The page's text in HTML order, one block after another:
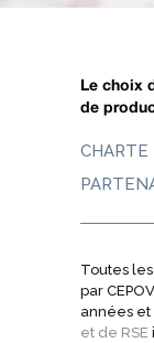
Le choix
de
CHARTE
Toutes
par
années
et de RSE